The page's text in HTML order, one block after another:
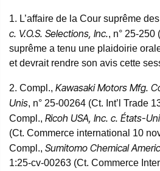
1. L’affaire de la Cour suprême
c. V.O.S. Selections, Inc., n° 25-250
suprême a tenu une plaidoirie
et devrait rendre son avis cette
2. Compl., Kawasaki Motors Mfg.
Unis, n° 25-00264 (Ct. Int’l Trade
Compl., Ricoh USA, Inc. c. États-
(Ct. Commerce international 10
Compl., Sumitomo Chemical
1:25-cv-00263 (Ct. Commerce